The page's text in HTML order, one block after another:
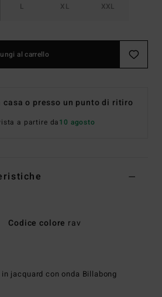
L XL XXL
al carrello
casa o presso un punto di ritiro
a partire da10 agosto
Codice colore rav
jacquard con onda Billabong